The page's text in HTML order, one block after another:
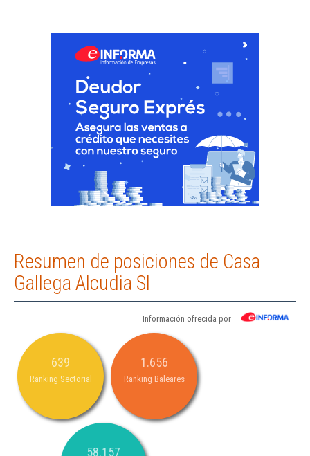
Resumen de posiciones de Casa
Gallega Alcudia Sl
Información ofrecida por
639
Ranking Sectorial
1.656
Ranking Baleares
58.157